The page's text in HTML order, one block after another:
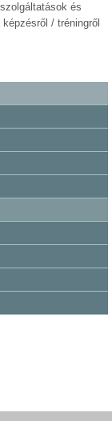
és
/ tréningről